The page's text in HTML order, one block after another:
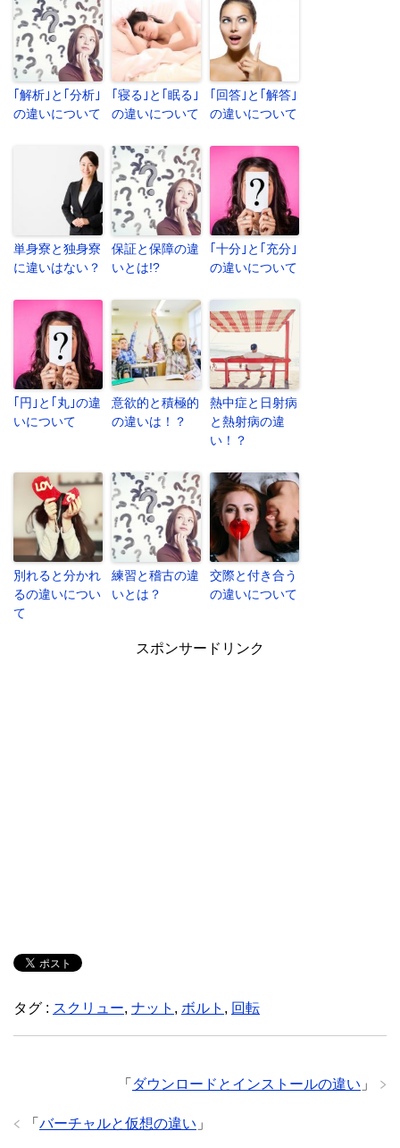
｢解析｣と｢分析｣
の違いについて
｢寝る｣と｢眠る｣
の違いについて
｢回答｣と｢解答｣
の違いについて
単身寮と独身寮
に違いはない？
保証と保障の違
いとは!?
｢十分｣と｢充分｣
の違いについて
｢円｣と｢丸｣の違
いについて
意欲的と積極的
の違いは！？
熱中症と日射病
と熱射病の違
い！？
別れると分かれ
るの違いについ
て
練習と稽古の違
いとは？
交際と付き合う
の違いについて
スポンサードリンク
タグ : スクリュー, ナット , ボルト , 回転
「 ダウンロードとインストールの違い 」
「 バーチャルと仮想の違い 」